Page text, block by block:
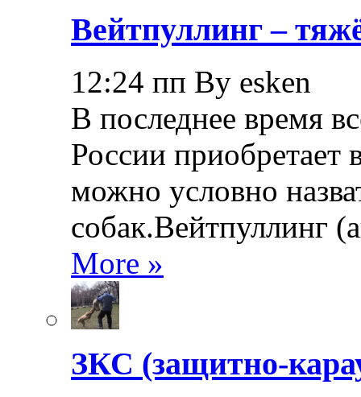
Вейтпуллинг –
12:24 пп By esken
В последнее время
России приобретает
можно условно
собак.Вейтпуллинг
More »
ЗКС (защитно-